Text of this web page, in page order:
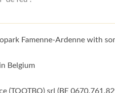
Famenne-Ardenne with
Belgium
(TOOTBO) srl (BE